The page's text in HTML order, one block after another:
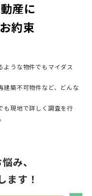
産に
約束
ような物件でもマイダス
建築不可物件など、どんな
も現地で詳しく調査を行
み、
ます！